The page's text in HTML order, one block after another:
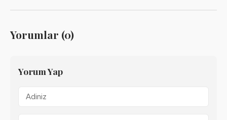
Yorumlar (0)
Yorum Yap